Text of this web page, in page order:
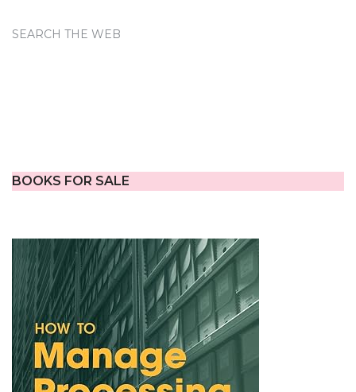
SEARCH THE WEB
BOOKS FOR SALE